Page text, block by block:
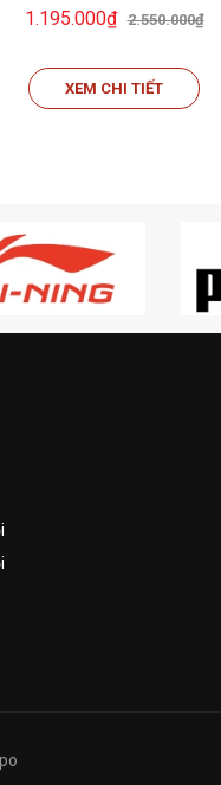
Li-ning
1.195.000₫ 2.550.000₫
XEM CHI TIẾT